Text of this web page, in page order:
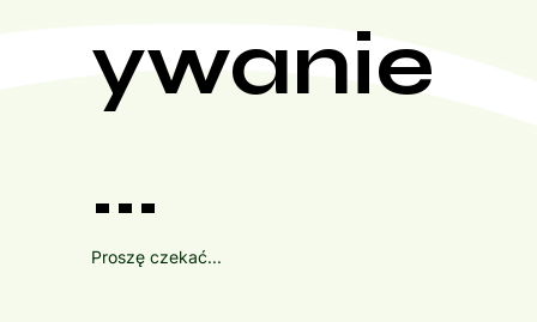
ywanie
...
Proszę czekać...